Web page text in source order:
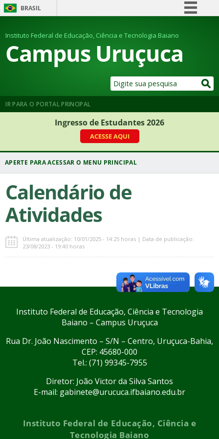
BRASIL
Comunica BR
Participe
Legislação
Instituto Federal de Educação, Ciência e Tecnologia Baiano
Campus Uruçuca
IR PARA O PORTAL PRINCIPAL
Ingresso de Estudantes 2026
ACESSE AQUI
Calendário de
Atividades
Última atualização: 10/01/2025 - 14:25 horas | Data de publicação:
23/08/2023 - 19:40 horas
Instituto Federal de Educação, Ciência e Tecnologia
Baiano – Campus Uruçuca
Rua Dr. João Nascimento – S/N – Centro, Uruçuca-Bahia,
CEP: 45680-000
Tel.: (71) 99345-7955
Diretor: João Victor da Silva Santos
E-mail: gabinete@urucuca.ifbaiano.edu.br
Instituto Federal de Educação, Ciência e
Tecnologia Baiano